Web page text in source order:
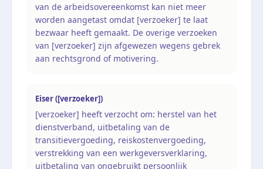
van de arbeidsovereenkomst kan niet meer
worden aangetast omdat [verzoeker] te laat
bezwaar heeft gemaakt. De overige verzoeken
van [verzoeker] zijn afgewezen wegens gebrek
aan rechtsgrond of motivering.
Eiser ([verzoeker])
[verzoeker] heeft verzocht om: herstel van het
dienstverband, uitbetaling van de
transitievergoeding, reiskostenvergoeding,
verstrekking van een werkgeversverklaring,
uitbetaling van ongebruikt persoonlijk